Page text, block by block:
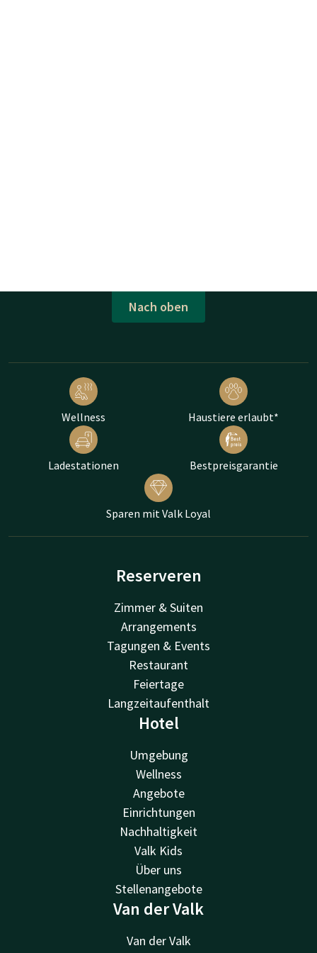
Nach oben
Wellness Haustiere erlaubt*
Ladestationen Bestpreisgarantie
Sparen mit Valk Loyal
Reserveren
Zimmer & Suiten
Arrangements
Tagungen & Events
Restaurant
Feiertage
Langzeitaufenthalt
Hotel
Umgebung
Wellness
Angebote
Einrichtungen
Nachhaltigkeit
Valk Kids
Über uns
Stellenangebote
Van der Valk
Van der Valk